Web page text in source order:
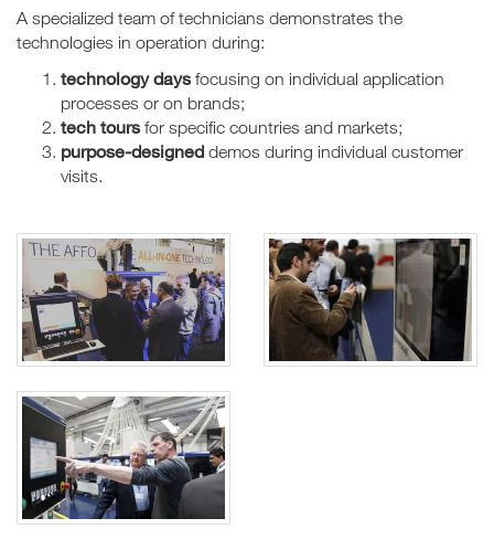
A specialized team of technicians demonstrates the
technologies in operation during:
technology daysfocusing on individual application
processes or on brands;
tech toursfor specific countries and markets;
purpose-designed demos during individual customer
visits.